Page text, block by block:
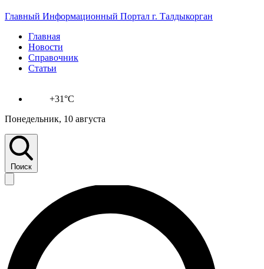
Главный Информационный Портал г. Талдыкорган
Главная
Новости
Справочник
Статьи
+31°C
Понедельник, 10 августа
Поиск